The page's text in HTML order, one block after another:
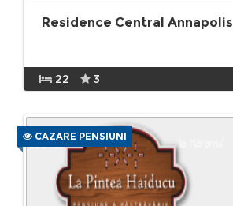
Residence Central Annapolis
22 3
CAZARE PENSIUNI